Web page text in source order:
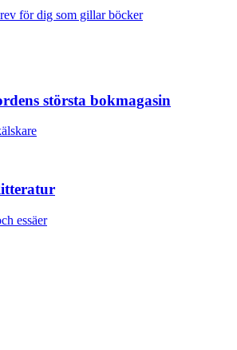
för dig som gillar böcker
största bokmagasin
essäer